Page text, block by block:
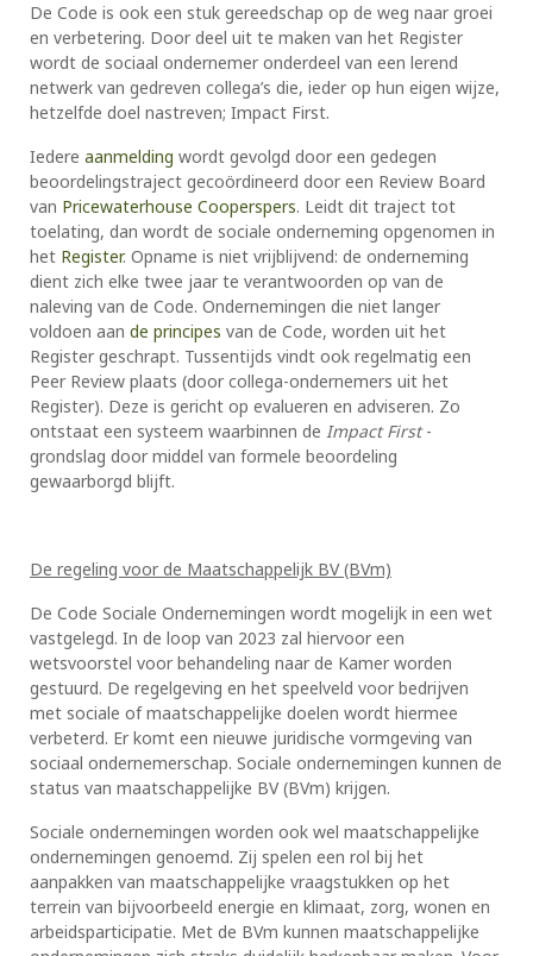
De Code is ook een stuk gereedschap op de weg naar groei
en verbetering. Door deel uit te maken van het Register
wordt de sociaal ondernemer onderdeel van een lerend
netwerk van gedreven collega’s die, ieder op hun eigen wijze,
hetzelfde doel nastreven; Impact First.
Iedere aanmelding wordt gevolgd door een gedegen
beoordelingstraject gecoördineerd door een Review Board
van Pricewaterhouse Cooperspers. Leidt dit traject tot
toelating, dan wordt de sociale onderneming opgenomen in
het Register. Opname is niet vrijblijvend: de onderneming
dient zich elke twee jaar te verantwoorden op van de
naleving van de Code. Ondernemingen die niet langer
voldoen aan de principes van de Code, worden uit het
Register geschrapt. Tussentijds vindt ook regelmatig een
Peer Review plaats (door collega-ondernemers uit het
Register). Deze is gericht op evalueren en adviseren. Zo
ontstaat een systeem waarbinnen de Impact First-
grondslag door middel van formele beoordeling
gewaarborgd blijft.
De regeling voor de Maatschappelijk BV (BVm)
De Code Sociale Ondernemingen wordt mogelijk in een wet
vastgelegd. In de loop van 2023 zal hiervoor een
wetsvoorstel voor behandeling naar de Kamer worden
gestuurd. De regelgeving en het speelveld voor bedrijven
met sociale of maatschappelijke doelen wordt hiermee
verbeterd. Er komt een nieuwe juridische vormgeving van
sociaal ondernemerschap. Sociale ondernemingen kunnen de
status van maatschappelijke BV (BVm) krijgen.
Sociale ondernemingen worden ook wel maatschappelijke
ondernemingen genoemd. Zij spelen een rol bij het
aanpakken van maatschappelijke vraagstukken op het
terrein van bijvoorbeeld energie en klimaat, zorg, wonen en
arbeidsparticipatie. Met de BVm kunnen maatschappelijke